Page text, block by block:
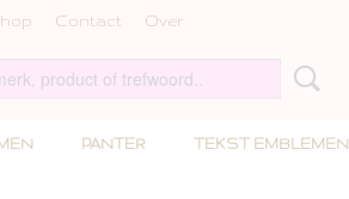
Contact Over
PANTER TEKST EMBLEMEN